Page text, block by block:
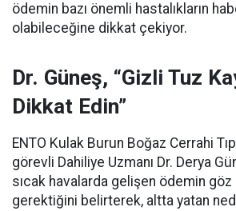
ödemin bazı önemli hastalıkların
olabileceğine dikkat çekiyor.
Dr. Güneş, “Gizli Tuz
Dikkat Edin”
ENTO Kulak Burun Boğaz Cerrahi
görevli Dahiliye Uzmanı Dr. Derya
sıcak havalarda gelişen ödemin
gerektiğini belirterek, altta yatan